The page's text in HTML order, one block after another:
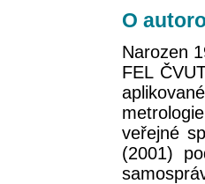
O
Narozen
FEL
veřejné
(2001)